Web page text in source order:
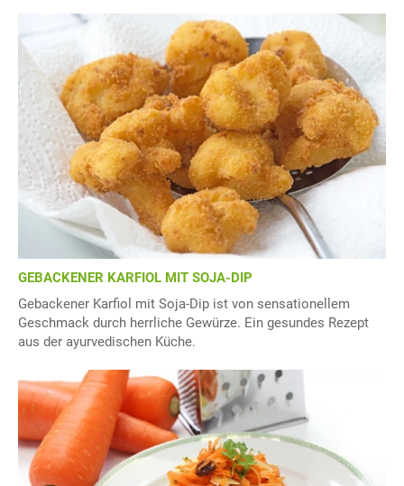
GEBACKENER KARFIOL MIT SOJA-DIP
Gebackener Karfiol mit Soja-Dip ist von sensationellem
Geschmack durch herrliche Gewürze. Ein gesundes Rezept
aus der ayurvedischen Küche.